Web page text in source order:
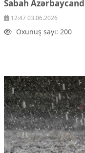
Çarpaz baxış
Təhlil
Siyasi
Araşdırma
Multimedia
Foto
Video
İnfoqrafika
Podcast
Sabah
12:47 03.06.2026
Oxunuş sayı: 200